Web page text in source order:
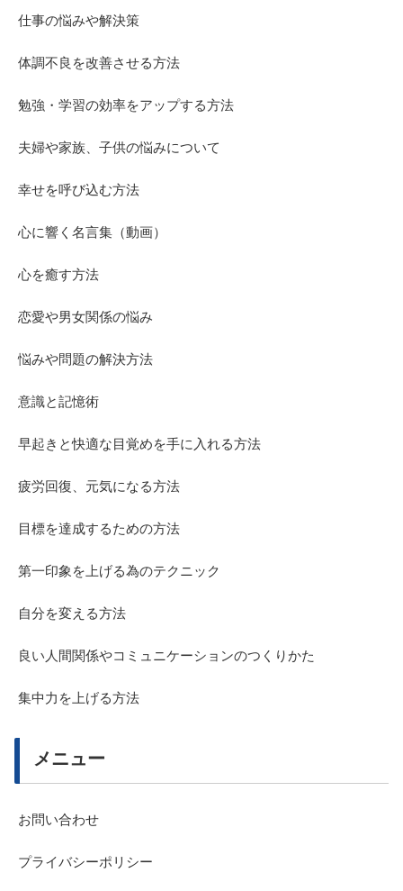
仕事の悩みや解決策
体調不良を改善させる方法
勉強・学習の効率をアップする方法
夫婦や家族、子供の悩みについて
幸せを呼び込む方法
心に響く名言集（動画）
心を癒す方法
恋愛や男女関係の悩み
悩みや問題の解決方法
意識と記憶術
早起きと快適な目覚めを手に入れる方法
疲労回復、元気になる方法
目標を達成するための方法
第一印象を上げる為のテクニック
自分を変える方法
良い人間関係やコミュニケーションのつくりかた
集中力を上げる方法
メニュー
お問い合わせ
プライバシーポリシー